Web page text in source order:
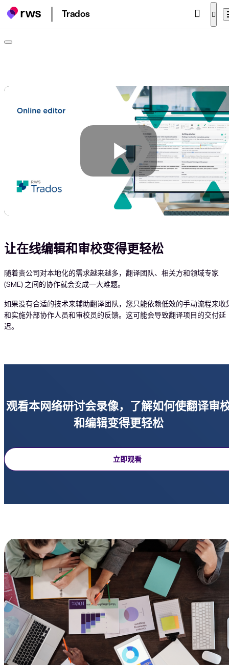
Trados
让在线编辑和审校变得更轻松
随着贵公司对本地化的需求越来越多，翻译团队、相关方和领域专家
(SME) 之间的协作就会变成一大难题。
如果没有合适的技术来辅助翻译团队，您只能依赖低效的手动流程来收
和实施外部协作人员和审校员的反馈。这可能会导致翻译项目的交付延
迟。
Play
观看本网络研讨会录像，了解如何使翻译审
和编辑变得更轻松
立即观看